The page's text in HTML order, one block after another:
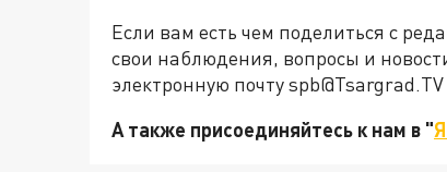
Если вам есть чем поделиться с
свои наблюдения, вопросы и
электронную почту spb@Tsargrad.TV
А также присоединяйтесь к нам в "